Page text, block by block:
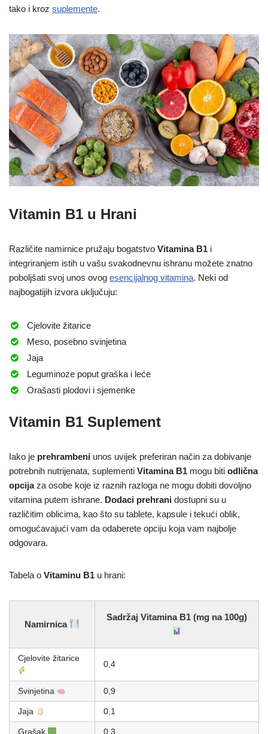
tako i kroz suplemente.
Vitamin B1 u Hrani
Različite namirnice pružaju bogatstvo Vitamina B1 i
integriranjem istih u vašu svakodnevnu ishranu možete znatno
poboljšati svoj unos ovog esencijalnog vitamina. Neki od
najbogatijih izvora uključuju:
Cjelovite žitarice
Meso, posebno svinjetina
Jaja
Leguminoze poput graška i leće
Orašasti plodovi i sjemenke
Vitamin B1 Suplement
Iako je prehrambeni unos uvijek preferiran način za dobivanje
potrebnih nutrijenata, suplementi Vitamina B1 mogu biti odlična
opcijaza osobe koje iz raznih razloga ne mogu dobiti dovoljno
vitamina putem ishrane. Dodaci prehrani dostupni su u
različitim oblicima, kao što su tablete, kapsule i tekući oblik,
omogućavajući vam da odaberete opciju koja vam najbolje
odgovara.
Tabela o Vitaminu B1 u hrani:
Namirnica
Sadržaj Vitamina B1 (mg na 100g)
Cjelovite žitarice
0,4
Svinjetina 0,9
Jaja 0,1
Grašak 0,3